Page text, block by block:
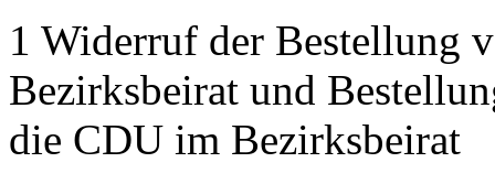
1 Widerruf der Bestellung
Bezirksbeirat und
die CDU im Bezirksbeirat